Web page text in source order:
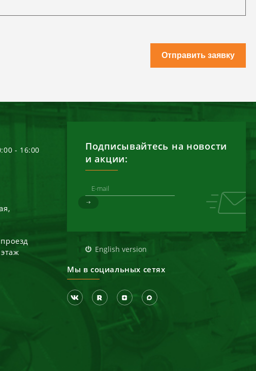
Отправить заявку
- 16:00
Подписывайтесь на новости
и акции:
English version
Мы в социальных сетях